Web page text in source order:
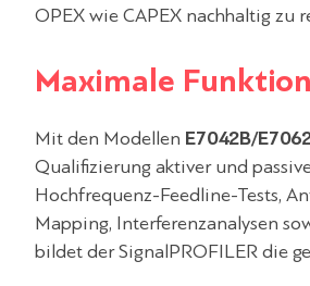
OPEX wie CAPEX nachhaltig zu
Maximale
Mit den Modellen E7042B/
Qualifizierung aktiver und
Hochfrequenz-Feedline-Tests,
Mapping, Interferenzanalysen
bildet der SignalPROFILER die